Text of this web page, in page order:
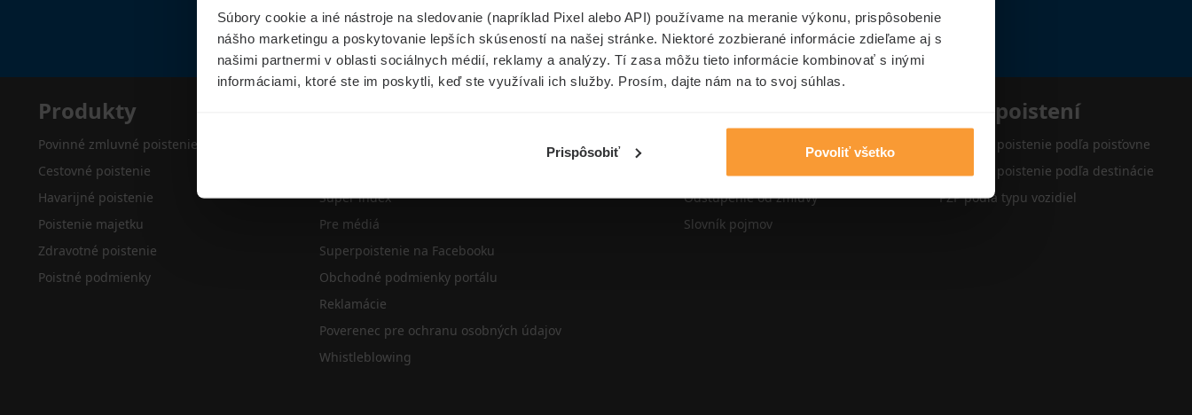
Súbory cookie a iné nástroje na sledovanie (napríklad Pixel alebo API) používame na meranie výkonu, prispôsobenie
nášho marketingu a poskytovanie lepších skúseností na našej stránke. Niektoré zozbierané informácie zdieľame aj s
našimi partnermi v oblasti sociálnych médií, reklamy a analýzy. Tí zasa môžu tieto informácie kombinovať s inými
informáciami, ktoré ste im poskytli, keď ste využívali ich služby. Prosím, dajte nám na to svoj súhlas.
Prispôsobiť Povoliť všetko
Produkty
Povinné zmluvné poistenie
Cestovné poistenie
Havarijné poistenie
Poistenie majetku
Zdravotné poistenie
Poistné podmienky
Super index
Pre médiá
Superpoistenie na Facebooku
Obchodné podmienky portálu
Reklamácie
Poverenec pre ochranu osobných údajov
Whistleblowing
Poisťovne
Odstúpenie od zmluvy
Slovník pojmov
Typy poistení
Cestovné poistenie podľa poisťovne
Cestovné poistenie podľa destinácie
PZP podľa typu vozidiel